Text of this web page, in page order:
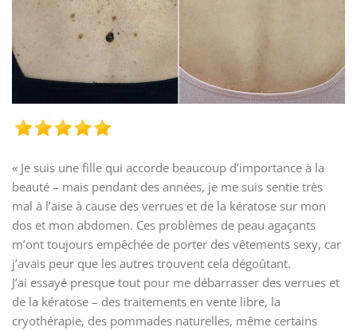
« Je suis une fille qui accorde beaucoup d’importance à la
beauté – mais pendant des années, je me suis sentie très
mal à l’aise à cause des verrues et de la kératose sur mon
dos et mon abdomen. Ces problèmes de peau agaçants
m’ont toujours empêchée de porter des vêtements sexy, car
j’avais peur que les autres trouvent cela dégoûtant.
J’ai essayé presque tout pour me débarrasser des verrues et
de la kératose – des traitements en vente libre, la
cryothérapie, des pommades naturelles, même certains